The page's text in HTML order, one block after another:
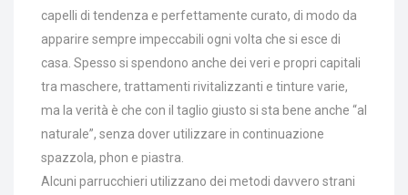
capelli di tendenza e perfettamente curato, di modo da
apparire sempre impeccabili ogni volta che si esce di
casa. Spesso si spendono anche dei veri e propri capitali
tra maschere, trattamenti rivitalizzanti e tinture varie,
ma la verità è che con il taglio giusto si sta bene anche “al
naturale”, senza dover utilizzare in continuazione
spazzola, phon e piastra.
Alcuni parrucchieri utilizzano dei metodi davvero strani